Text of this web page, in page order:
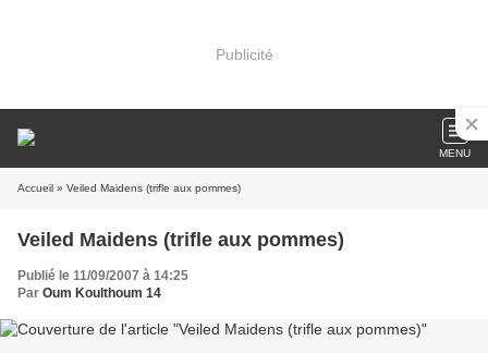
Publicité
MENU
Accueil » Veiled Maidens (trifle aux pommes)
Veiled Maidens (trifle aux pommes)
Publié le 11/09/2007 à 14:25
Par Oum Koulthoum 14